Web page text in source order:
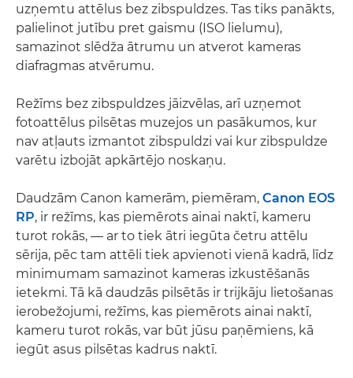
uzņemtu attēlus bez zibspuldzes. Tas tiks panākts,
palielinot jutību pret gaismu (ISO lielumu),
samazinot slēdža ātrumu un atverot kameras
diafragmas atvērumu.
Režīms bez zibspuldzes jāizvēlas, arī uzņemot
fotoattēlus pilsētas muzejos un pasākumos, kur
nav atļauts izmantot zibspuldzi vai kur zibspuldze
varētu izbojāt apkārtējo noskaņu.
Daudzām Canon kamerām, piemēram, Canon EOS
RP, ir režīms, kas piemērots ainai naktī, kameru
turot rokās, — ar to tiek ātri iegūta četru attēlu
sērija, pēc tam attēli tiek apvienoti vienā kadrā, līdz
minimumam samazinot kameras izkustēšanās
ietekmi. Tā kā daudzās pilsētās ir trijkāju lietošanas
ierobežojumi, režīms, kas piemērots ainai naktī,
kameru turot rokās, var būt jūsu paņēmiens, kā
iegūt asus pilsētas kadrus naktī.